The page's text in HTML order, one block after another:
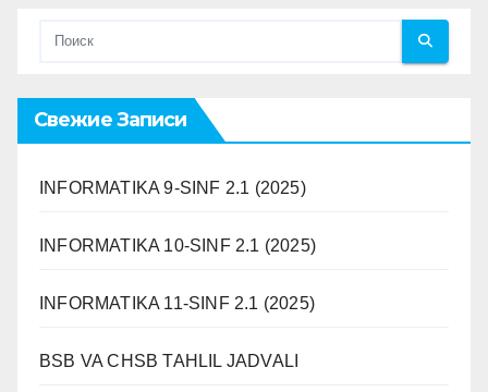
Свежие Записи
INFORMATIKA 9-SINF 2.1 (2025)
INFORMATIKA 10-SINF 2.1 (2025)
INFORMATIKA 11-SINF 2.1 (2025)
BSB VA CHSB TAHLIL JADVALI